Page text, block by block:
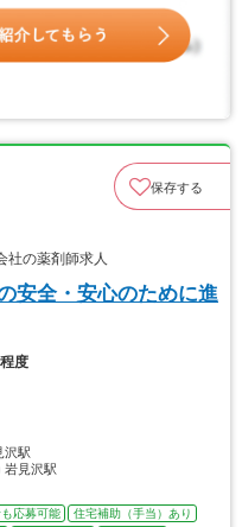
保存する
の薬剤師求人
安全・安心のために進
度
沢駅
岩見沢駅
応募可能
住宅補助（手当）あり